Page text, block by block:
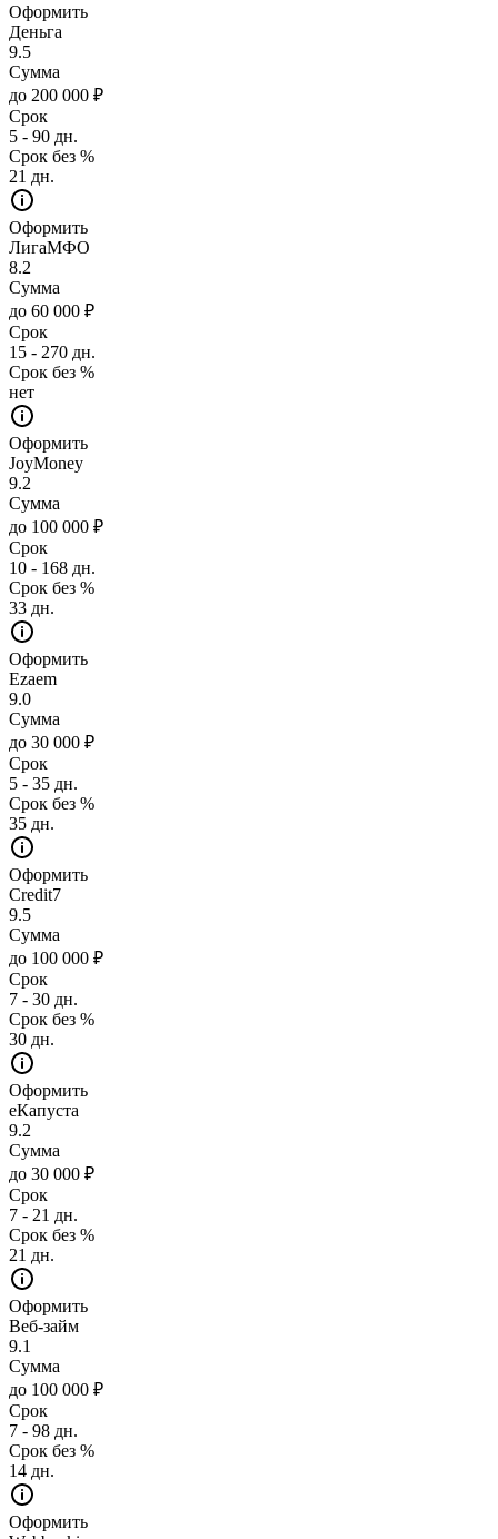
Оформить
Деньга
9.5
Сумма
до 200 000 ₽
Срок
5 - 90 дн.
Срок без %
21 дн.
Оформить
ЛигаМФО
8.2
Сумма
до 60 000 ₽
Срок
15 - 270 дн.
Срок без %
нет
Оформить
JoyMoney
9.2
Сумма
до 100 000 ₽
Срок
10 - 168 дн.
Срок без %
33 дн.
Оформить
Ezaem
9.0
Сумма
до 30 000 ₽
Срок
5 - 35 дн.
Срок без %
35 дн.
Оформить
Credit7
9.5
Сумма
до 100 000 ₽
Срок
7 - 30 дн.
Срок без %
30 дн.
Оформить
еКапуста
9.2
Сумма
до 30 000 ₽
Срок
7 - 21 дн.
Срок без %
21 дн.
Оформить
Веб-займ
9.1
Сумма
до 100 000 ₽
Срок
7 - 98 дн.
Срок без %
14 дн.
Оформить